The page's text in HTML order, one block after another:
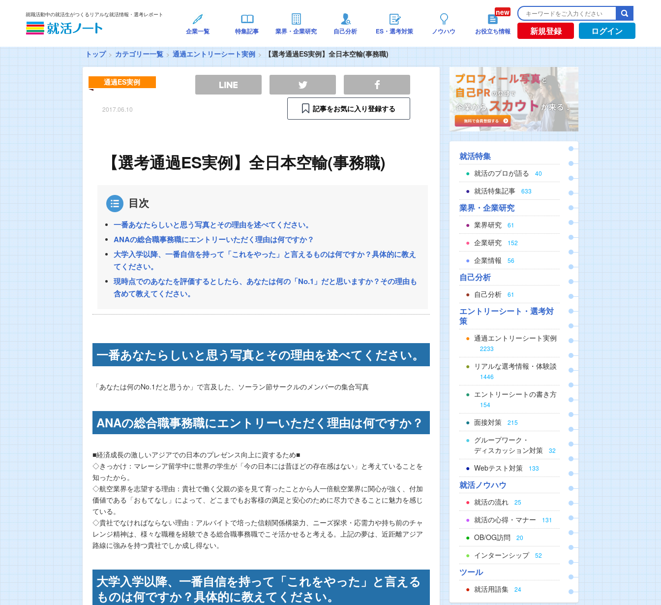
就職活動中の就活生がつくるリアルな就活情報・選考レポート
企業一覧 特集記事 業界・企業研究 自己分析 ES・選考対策 ノウハウ お役立ち情報 新規登録 ログイン
トップ カテゴリー一覧 通過エントリーシート実例 【選考通過ES実例】全日本空輸(事務職)
通過ES実例
2017.06.10 記事をお気に入り登録する
【選考通過ES実例】全日本空輸(事務職)
目次
一番あなたらしいと思う写真とその理由を述べてください。
ANAの総合職事務職にエントリーいただく理由は何ですか？
大学入学以降、一番自信を持って「これをやった」と言えるものは何ですか？具体的に教え
てください。
現時点でのあなたを評価するとしたら、あなたは何の「No.1」だと思いますか？その理由も
含めて教えてください。
一番あなたらしいと思う写真とその理由を述べてください。
「あなたは何のNo.1だと思うか」で言及した、ソーラン節サークルのメンバーの集合写真
ANAの総合職事務職にエントリーいただく理由は何ですか？
■経済成長の激しいアジアでの日本のプレゼンス向上に資するため■
◇きっかけ：マレーシア留学中に世界の学生が「今の日本には昔ほどの存在感はない」と考えていることを
知ったから。
◇航空業界を志望する理由：貴社で働く父親の姿を見て育ったことから人一倍航空業界に関心が強く、付加
価値である「おもてなし」によって、どこまでもお客様の満足と安心のために尽力できることに魅力を感じ
ている。
◇貴社でなければならない理由：アルバイトで培った信頼関係構築力、ニーズ探求・応需力や持ち前のチャ
レンジ精神は、様々な職種を経験できる総合職事務職でこそ活かせると考える。上記の夢は、近距離アジア
路線に強みを持つ貴社でしか成し得ない。
大学入学以降、一番自信を持って「これをやった」と言える
ものは何ですか？具体的に教えてください。
就活特集
就活のプロが語る 40
就活特集記事 633
業界・企業研究
業界研究 61
企業研究 152
企業情報 56
自己分析
自己分析 61
エントリーシート・選考対
策
通過エントリーシート実例
2233
リアルな選考情報・体験談
1446
エントリーシートの書き方
154
面接対策 215
グループワーク・
ディスカッション対策
32
Webテスト対策 133
就活ノウハウ
就活の流れ 25
就活の心得・マナー 131
OB/OG訪問 20
インターンシップ 52
ツール
就活用語集 24